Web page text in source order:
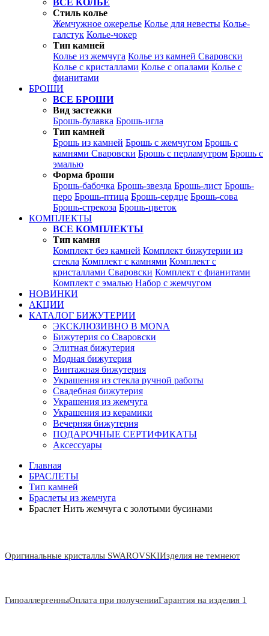
ВСЕ КОЛЬЕ
Стиль колье
Жемчужное ожерелье Колье для невесты Колье-
галстук Колье-чокер
Тип камней
Колье из жемчуга Колье из камней Сваровски
Колье с кристаллами Колье с опалами Колье с
фианитами
БРОШИ
ВСЕ БРОШИ
Вид застежки
Брошь-булавка Брошь-игла
Тип камней
Брошь из камней Брошь с жемчугом Брошь с
камнями Сваровски Брошь с перламутром Брошь с
эмалью
Форма броши
Брошь-бабочка Брошь-звезда Брошь-лист Брошь-
перо Брошь-птица Брошь-сердце Брошь-сова
Брошь-стрекоза Брошь-цветок
КОМПЛЕКТЫ
ВСЕ КОМПЛЕКТЫ
Тип камня
Комплект без камней Комплект бижутерии из
стекла Комплект с камнями Комплект с
кристаллами Сваровски Комплект с фианитами
Комплект с эмалью Набор с жемчугом
НОВИНКИ
АКЦИИ
КАТАЛОГ БИЖУТЕРИИ
ЭКСКЛЮЗИВНО В MONA
Бижутерия со Сваровски
Элитная бижутерия
Модная бижутерия
Винтажная бижутерия
Украшения из стекла ручной работы
Свадебная бижутерия
Украшения из жемчуга
Украшения из керамики
Вечерняя бижутерия
ПОДАРОЧНЫЕ СЕРТИФИКАТЫ
Аксессуары
Главная
БРАСЛЕТЫ
Тип камней
Браслеты из жемчуга
Браслет Нить жемчуга с золотыми бусинами
Оригинальные кристаллы SWAROVSKIИзделия не темнеют
ГипоаллергенныОплата при полученииГарантия на изделия 1